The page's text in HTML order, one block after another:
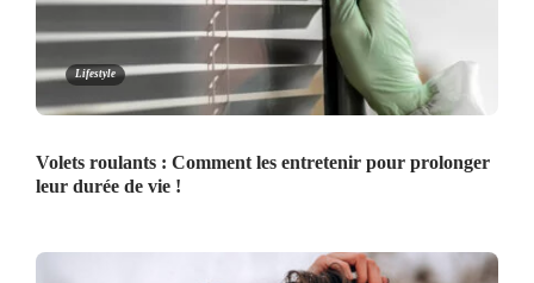
Lifestyle
Volets roulants : Comment les entretenir pour prolonger
leur durée de vie !